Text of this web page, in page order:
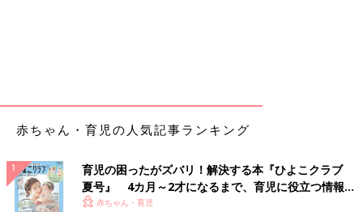
赤ちゃん・育児の人気記事ランキング
育児の困ったがズバリ！解決する本『ひよこクラブ
夏号』 4カ月～2才になるまで、育児に役立つ情報が
いっぱい！
赤ちゃん・育児